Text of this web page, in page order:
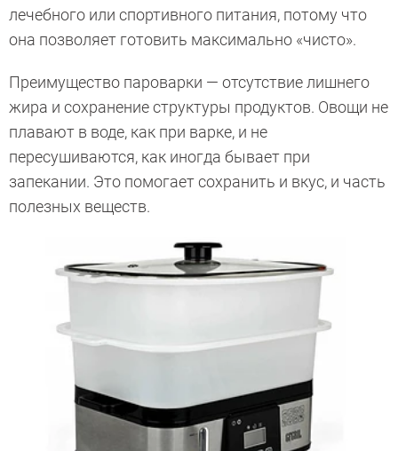
лечебного или спортивного питания, потому что
она позволяет готовить максимально «чисто».
Преимущество пароварки — отсутствие лишнего
жира и сохранение структуры продуктов. Овощи не
плавают в воде, как при варке, и не
пересушиваются, как иногда бывает при
запекании. Это помогает сохранить и вкус, и часть
полезных веществ.